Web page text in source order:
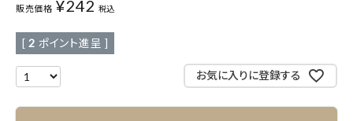
販売価格 ¥242 税込
[ 2 ポイント進呈 ]
お気に入りに登録する